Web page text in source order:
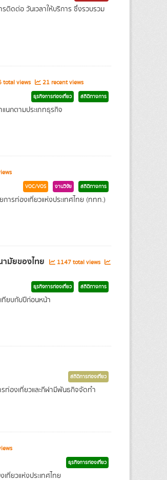
ติดต่อ วันเวลาให้บริการ ซึ่งรวบรวม
views 21 recent views
ธุรกิจการท่องเที่ยว สถิติทางการ
นกตามประเภทธุรกิจ
VOC/VOS งานวิจัย สถิติทางการ
ารท่องเที่ยวแห่งประเทศไทย (ททท.)
มัยของไทย
1147 total views
ธุรกิจการท่องเที่ยว สถิติทางการ
ทียบกับปีก่อนหน้า
สถิติการท่องเที่ยว
ท่องเที่ยวและกีฬามีพันธกิจจัดทำ
ธุรกิจการท่องเที่ยว
ที่ยวแห่งประเทศไทย